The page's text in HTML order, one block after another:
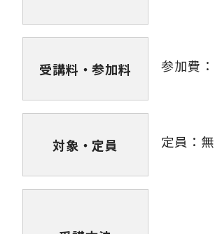
受講料・参加料 参加費
対象・定員 定員：